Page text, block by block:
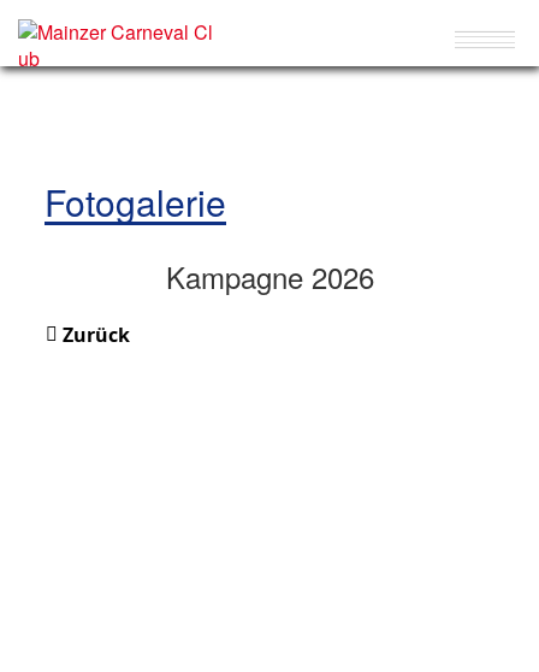
Fotogalerie
Kampagne 2026
Zurück